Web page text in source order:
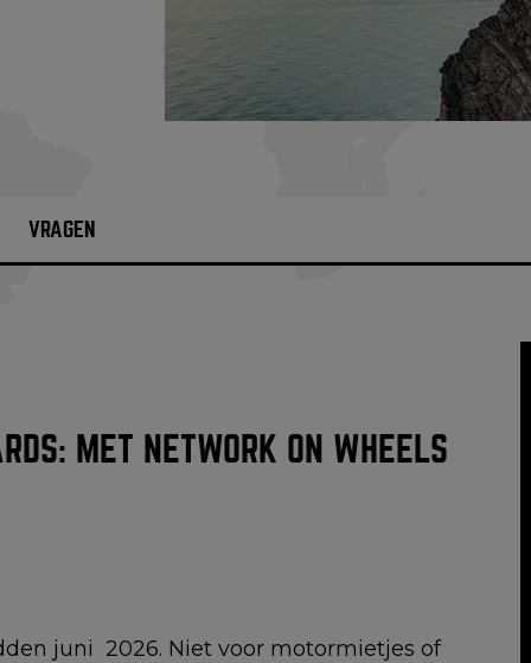
VRAGEN
MET NETWORK ON WHEELS
juni 2026. Niet voor motormietjes of